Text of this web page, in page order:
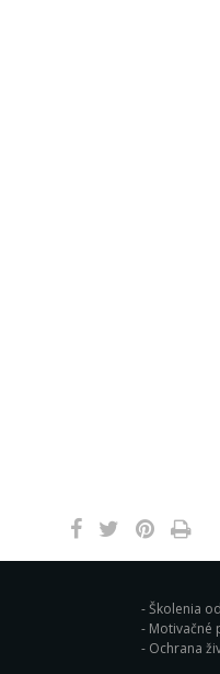
Školenia
Ochrana